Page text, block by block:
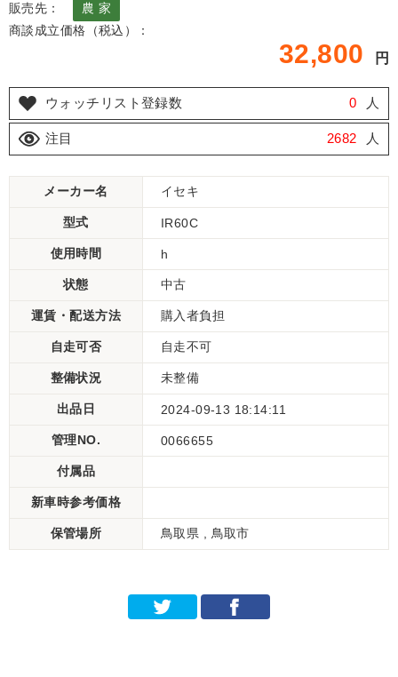
販売先：
農 家
商談成立価格（税込）：
32,800 円
ウォッチリスト登録数 0 人
注目 2682 人
メーカー名 イセキ
型式 IR60C
使用時間 h
状態 中古
運賃・配送方法 購入者負担
自走可否 自走不可
整備状況 未整備
出品日 2024-09-13 18:14:11
管理NO. 0066655
付属品
新車時参考価格
保管場所 鳥取県 , 鳥取市